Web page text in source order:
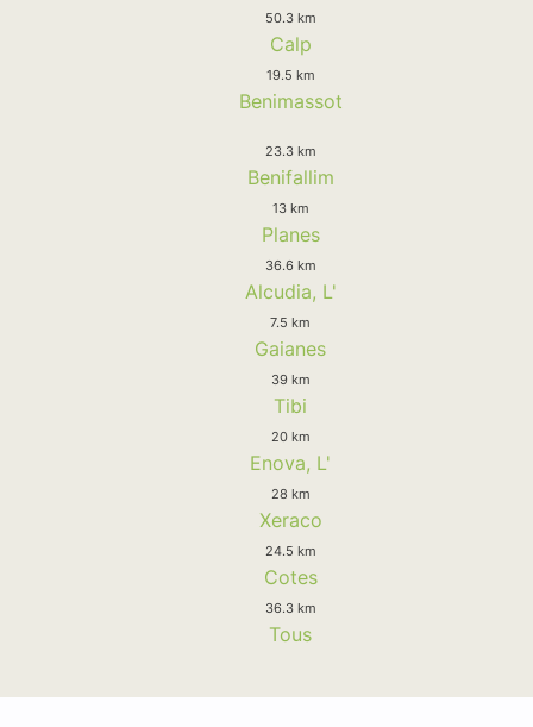
50.3 km
Calp
19.5 km
Benimassot
23.3 km
Benifallim
13 km
Planes
36.6 km
Alcudia, L'
7.5 km
Gaianes
39 km
Tibi
20 km
Enova, L'
28 km
Xeraco
24.5 km
Cotes
36.3 km
Tous